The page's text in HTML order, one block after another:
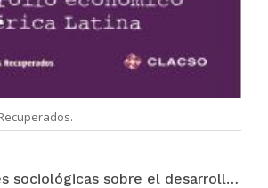
Consideraciones sociológicas sobre el desarrollo económico de América Latina